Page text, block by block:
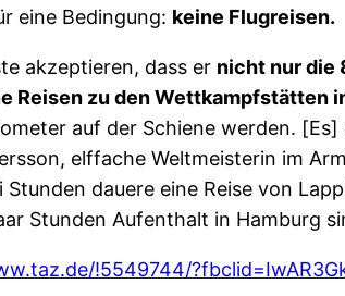
eine Bedingung: keine Flugreisen.
akzeptieren, dass er nicht nur die
Reisen zu den Wettkampfstätten
auf der Schiene werden.
elffache Weltmeisterin im
dauere eine Reise von
Stunden Aufenthalt in Hamburg
!5549744/